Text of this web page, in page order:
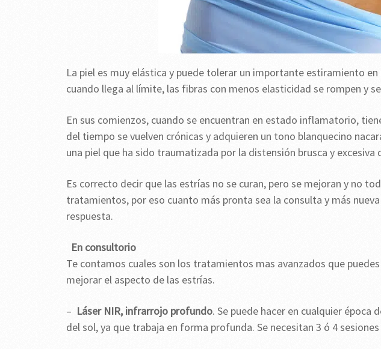
La piel es muy elástica y puede tolerar un importante estiramiento
cuando llega al límite, las fibras con menos elasticidad se rompen y
En sus comienzos, cuando se encuentran en estado inflamatorio,
del tiempo se vuelven crónicas y adquieren un tono blanquecino
una piel que ha sido traumatizada por la distensión brusca y
Es correcto decir que las estrías no se curan, pero se mejoran y no
tratamientos, por eso cuanto más pronta sea la consulta y más
respuesta.
En consultorio
Te contamos cuales son los tratamientos mas avanzados que
mejorar el aspecto de las estrías.
– Láser NIR, infrarrojo profundo. Se puede hacer en cualquier época
del sol, ya que trabaja en forma profunda. Se necesitan 3 ó 4